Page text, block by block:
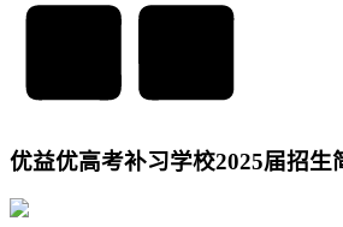
优益优高考补习学校2025届招生